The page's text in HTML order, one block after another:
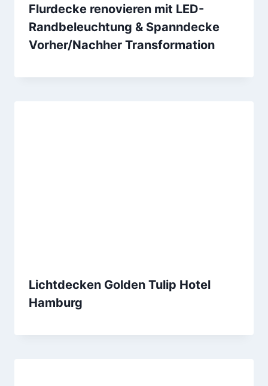
Flurdecke renovieren mit LED-
Randbeleuchtung & Spanndecke
Vorher/Nachher Transformation
Lichtdecken Golden Tulip Hotel
Hamburg